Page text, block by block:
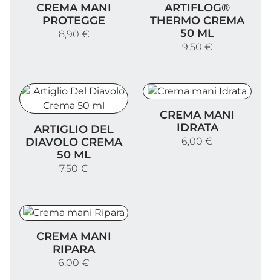
CREMA MANI
PROTEGGE
8,90 €
ARTIFLOG®
THERMO CREMA
50 ML
9,50 €
Artiglio Del Diavolo Crema 50 ml
ARTIGLIO DEL
DIAVOLO CREMA
50 ML
7,50 €
CREMA MANI
IDRATA
6,00 €
CREMA MANI
RIPARA
6,00 €